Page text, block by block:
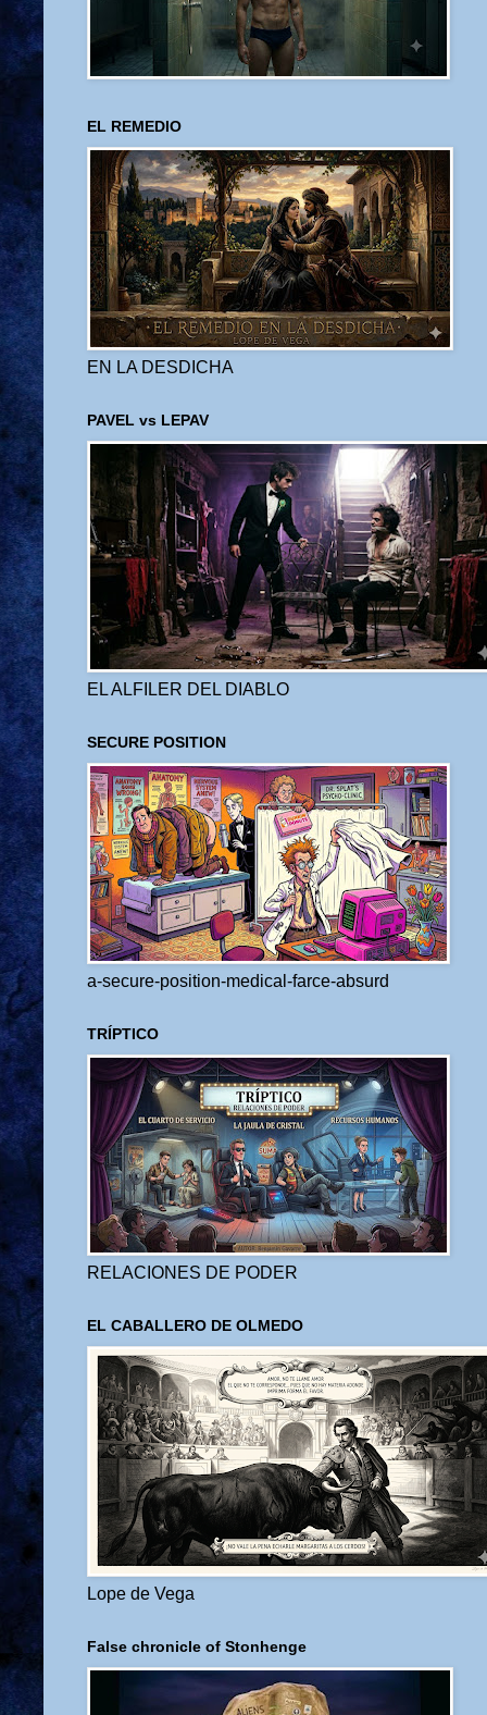
EL REMEDIO
EN LA DESDICHA
PAVEL vs LEPAV
EL ALFILER DEL DIABLO
SECURE POSITION
a-secure-position-medical-farce-absurd
TRÍPTICO
RELACIONES DE PODER
EL CABALLERO DE OLMEDO
Lope de Vega
False chronicle of Stonhenge